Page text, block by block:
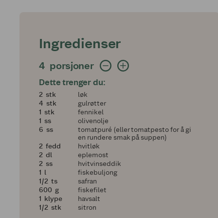
Ingredienser
4 porsjoner
4 porsjoner
Dette trenger du:
2
2 stk
løk
4
4 stk
gulrøtter
11 stk
fennikel
11 ss
olivenolje
6
6 ss
tomatpuré (eller tomatpesto for å gi
en rundere smak på suppen)
2
2 fedd
hvitløk
2
2 dl
eplemost
2
2 ss
hvitvinseddik
11 l
fiskebuljong
en halv
1/2 ts
safran
600
600 g
fiskefilet
11 klype
havsalt
en halv
1/2 stk sitron